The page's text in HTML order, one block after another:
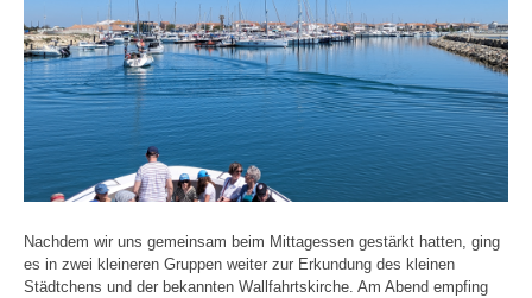
Nachdem wir uns gemeinsam beim Mittagessen gestärkt hatten, ging
es in zwei kleineren Gruppen weiter zur Erkundung des kleinen
Städtchens und der bekannten Wallfahrtskirche. Am Abend empfing